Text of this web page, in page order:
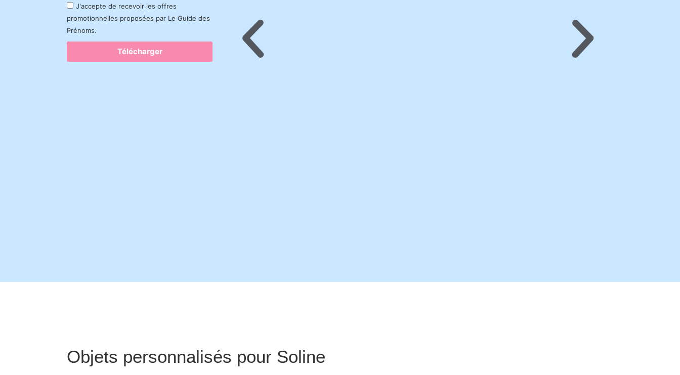
J'accepte de recevoir les offres
promotionnelles proposées par Le Guide des
Prénoms.
Télécharger
Objets personnalisés pour Soline